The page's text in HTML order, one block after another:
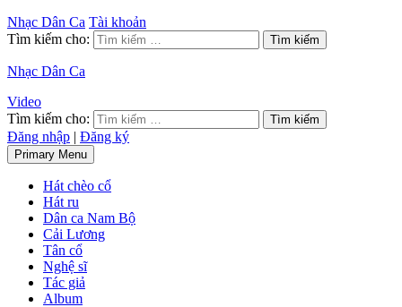
Nhạc Dân Ca Tài khoản
Tìm kiếm cho:
Nhạc Dân Ca
Video
Tìm kiếm cho:
Đăng nhập | Đăng ký
Primary Menu
Hát chèo cổ
Hát ru
Dân ca Nam Bộ
Cải Lương
Tân cổ
Nghệ sĩ
Tác giả
Album